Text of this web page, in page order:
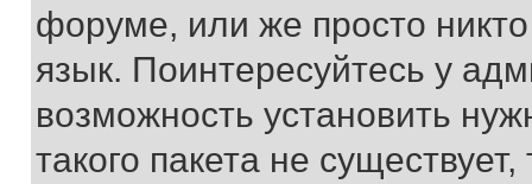
форуме, или же просто
язык. Поинтересуйтесь у
возможность установить
такого пакета не